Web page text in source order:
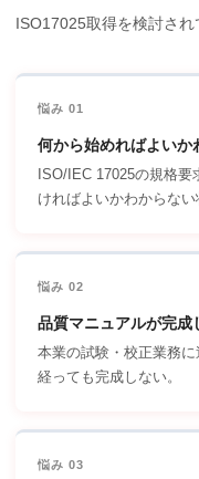
ISO17025取得を検討さ
悩み 01
何から始めればよいか
ISO/IEC 17025の規格
ければよいかわからない
悩み 02
品質マニュアルが完成
本業の試験・校正業務
経っても完成しない。
悩み 03